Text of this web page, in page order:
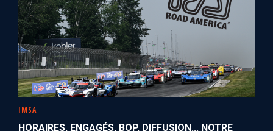
IMSA
HORAIRES, ENGAGÉS, BOP, DIFFUSION... NOTRE